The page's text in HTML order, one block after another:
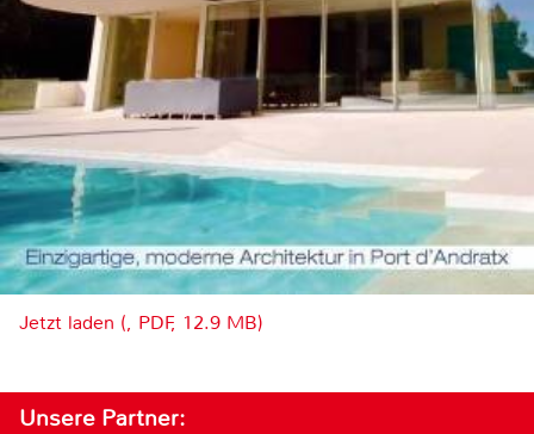
Jetzt laden (, PDF, 12.9 MB)
Unsere Partner: